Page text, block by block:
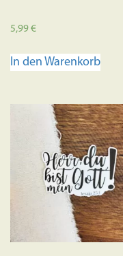
5,99€
In den Warenkorb